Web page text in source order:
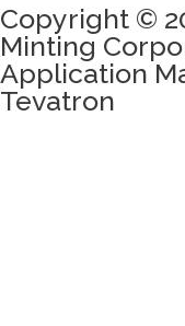
Copyright ©
Minting
Application
Tevatron